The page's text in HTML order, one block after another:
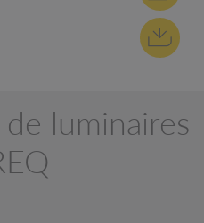
luminaires